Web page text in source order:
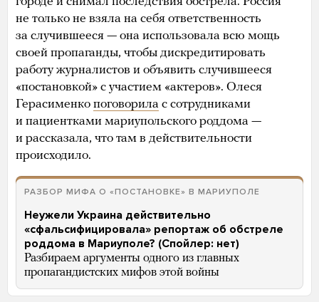
не только не взяла на себя ответственность
за случившееся — она использовала всю мощь
своей пропаганды, чтобы дискредитировать
работу журналистов и объявить случившееся
«постановкой» с участием «актеров». Олеся
Герасименко поговорила с сотрудниками
и пациентками мариупольского роддома —
и рассказала, что там в действительности
происходило.
РАЗБОР МИФА О «ПОСТАНОВКЕ» В МАРИУПОЛЕ
Неужели Украина действительно
«сфальсифицировала» репортаж об обстреле
роддома в Мариуполе? (Спойлер: нет)
Разбираем аргументы одного из главных
пропагандистских мифов этой войны